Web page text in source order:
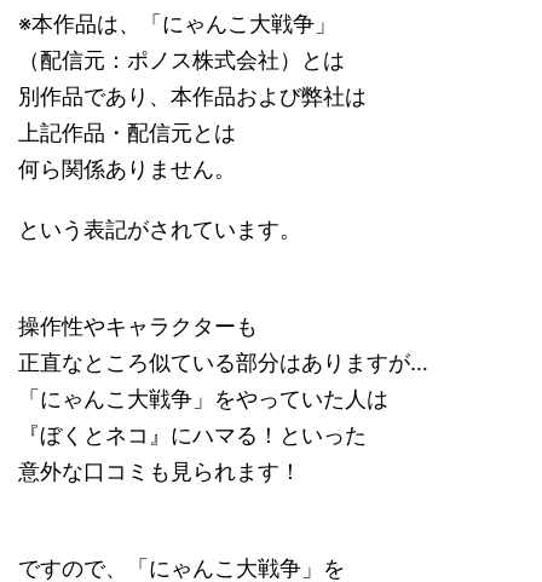
※本作品は、「にゃんこ大戦争」
（配信元：ポノス株式会社）とは
別作品であり、本作品および弊社は
上記作品・配信元とは
何ら関係ありません。
という表記がされています。
操作性やキャラクターも
正直なところ似ている部分はありますが…
「にゃんこ大戦争」をやっていた人は
『ぼくとネコ』にハマる！といった
意外な口コミも見られます！
ですので、「にゃんこ大戦争」を